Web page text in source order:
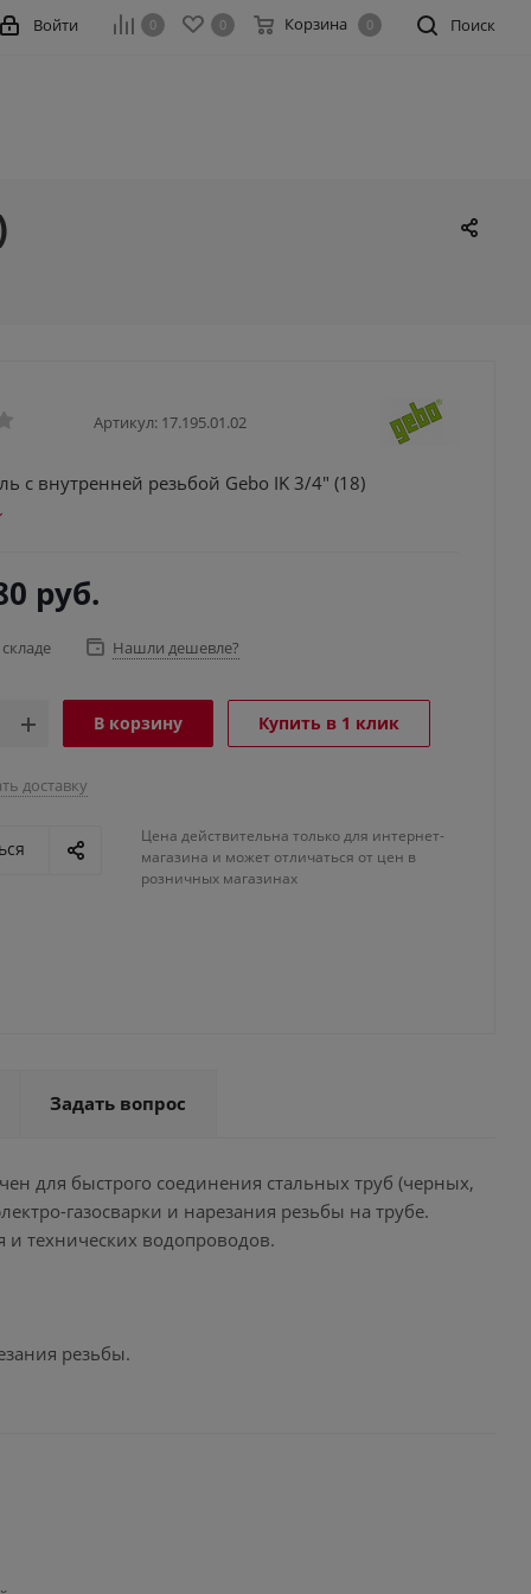
Поиск
0 0 Корзина 0
Войти
Артикул: 17.195.01.02
с внутренней резьбой Gebo IK 3/4" (18)
руб.
Нашли дешевле?
В корзину Купить в 1 клик
доставку
Цена действительна только для интернет-
магазина и может отличаться от цен в
розничных магазинах
Задать вопрос
для быстрого соединения стальных труб (черных,
газосварки и нарезания резьбы на трубе.
и технических водопроводов.
резьбы.